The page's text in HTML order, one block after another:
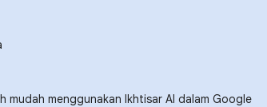
menggunakan Ikhtisar AI dalam Google